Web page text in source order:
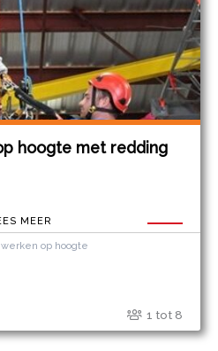
hoogte met redding
MEER
op hoogte
1 tot 8